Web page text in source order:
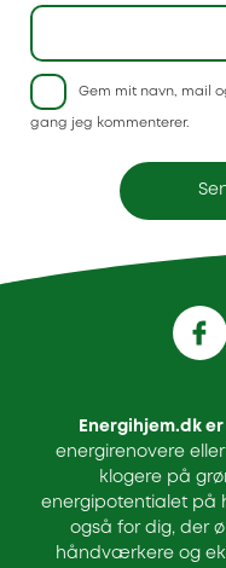
Gem mit navn, mail
gang jeg kommenterer.
Energihjem.dk
energirenovere
klogere på
energipotentialet på
også for dig, der
håndværkere og